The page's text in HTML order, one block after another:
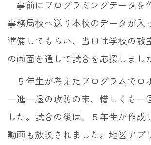
事前にプログラミングデータを
事務局校へ送り本校のデータが入
準備してもらい、当日は学校の教
の画面を通して試合を応援しまし
５年生が考えたプログラムでロ
一進一退の攻防の末、惜しくも一
した。試合の後は、５年生が作成
動画も放映されました。地図アプ